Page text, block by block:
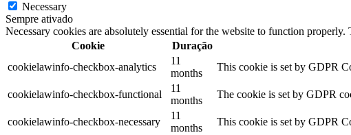
Necessary
Sempre ativado
Necessary cookies are absolutely essential for the website to function
Cookie
Duração
cookielawinfo-checkbox-analytics
11
months
This cookie is set by GDPR
cookielawinfo-checkbox-functional
11
months
The cookie is set by GDPR
cookielawinfo-checkbox-necessary
11
months
This cookie is set by GDPR